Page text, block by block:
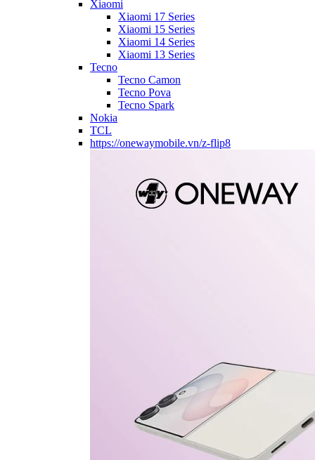
Xiaomi
Xiaomi 17 Series
Xiaomi 15 Series
Xiaomi 14 Series
Xiaomi 13 Series
Tecno
Tecno Camon
Tecno Pova
Tecno Spark
Nokia
TCL
https://onewaymobile.vn/z-flip8